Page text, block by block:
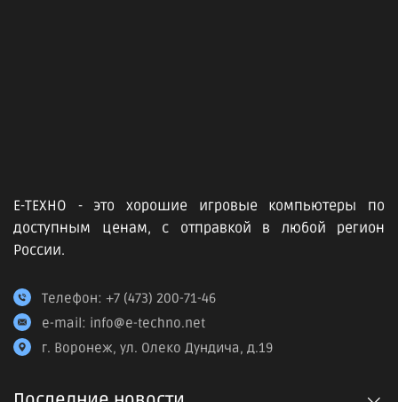
Е-ТЕХНО - это хорошие игровые компьютеры по
доступным ценам, с отправкой в любой регион
России.
Телефон: +7 (473) 200-71-46
e-mail: info@e-techno.net
г. Воронеж, ул. Олеко Дундича, д.19